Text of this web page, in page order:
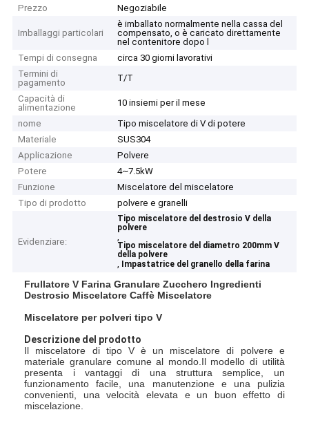
Prezzo
Negoziabile
Imballaggi particolari
è imballato normalmente nella cassa del
compensato, o è caricato direttamente
nel contenitore dopo l
Tempi di consegna
circa 30 giorni lavorativi
Termini di
pagamento
T/T
Capacità di
alimentazione
10 insiemi per il mese
nome
Tipo miscelatore di V di potere
Materiale
SUS304
Applicazione
Polvere
Potere
4~7.5kW
Funzione
Miscelatore del miscelatore
Tipo di prodotto
polvere e granelli
Evidenziare:
Tipo miscelatore del destrosio V della
polvere
,
Tipo miscelatore del diametro 200mm V
della polvere
, Impastatrice del granello della farina
Frullatore V Farina Granulare Zucchero Ingredienti
Destrosio Miscelatore Caffè Miscelatore
Miscelatore per polveri tipo V
Descrizione del prodotto
Il miscelatore di tipo V è un miscelatore di polvere e
materiale granulare comune al mondo.Il modello di utilità
presenta i vantaggi di una struttura semplice, un
funzionamento facile, una manutenzione e una pulizia
convenienti, una velocità elevata e un buon effetto di
miscelazione.